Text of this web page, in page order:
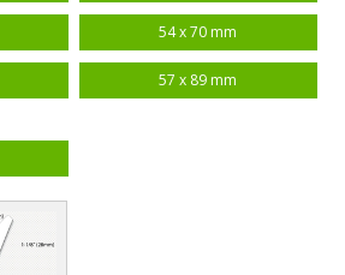
54 x 70 mm
57 x 89 mm